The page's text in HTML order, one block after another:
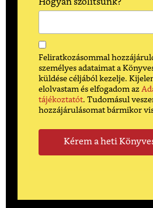
Hogyan szólítsunk?
Feliratkozásommal
személyes adataimat a
küldése céljából kezelje.
elolvastam és elfogadom az
tájékoztatót. Tudomásul
hozzájárulásomat bármikor